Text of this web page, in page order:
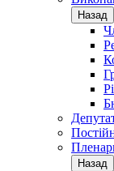
Назад
Назад